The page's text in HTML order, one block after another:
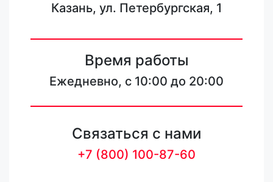
Казань, ул. Петербургская, 1
Время работы
Ежедневно, с 10:00 до 20:00
Связаться с нами
+7 (800) 100-87-60